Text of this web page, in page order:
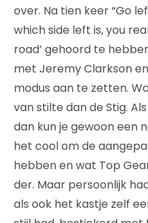
over. Na tien keer “Go
which side left is, you
road’ gehoord te
met Jeremy Clarkson
modus aan te zetten.
van stilte dan de Stig.
dan kun je gewoon een
het cool om de
hebben en wat Top
der. Maar persoonlijk
als ook het kastje zelf